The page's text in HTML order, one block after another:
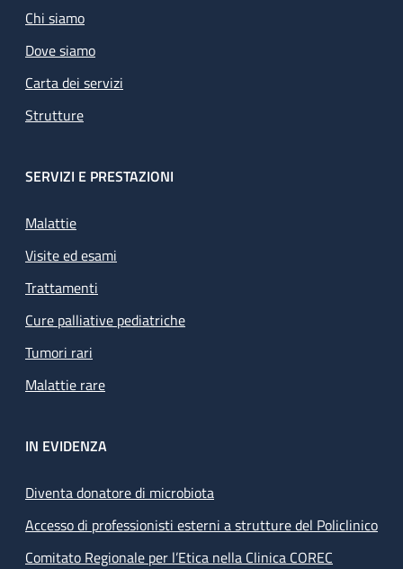
Chi siamo
Dove siamo
Carta dei servizi
Strutture
SERVIZI E PRESTAZIONI
Malattie
Visite ed esami
Trattamenti
Cure palliative pediatriche
Tumori rari
Malattie rare
IN EVIDENZA
Diventa donatore di microbiota
Accesso di professionisti esterni a strutture del Policlinico
Comitato Regionale per l’Etica nella Clinica COREC